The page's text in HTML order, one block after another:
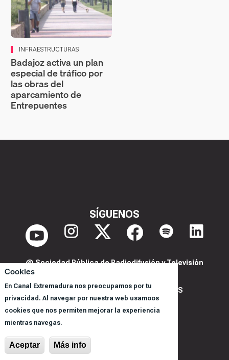
Cookies
En Canal Extremadura nos preocupamos por tu
privacidad. Al navegar por nuestra web usamoos
cookies que nos permiten mejorar la experiencia
mientras navegas.
Aceptar Más info
INFRAESTRUCTURAS
Badajoz activa un plan
especial de tráfico por
las obras del
aparcamiento de
Entrepuentes
SÍGUENOS
@ Sociedad Pública de Radiodifusión y Televisión
POLITICA DE PRIVACIDAD Y COOKIES